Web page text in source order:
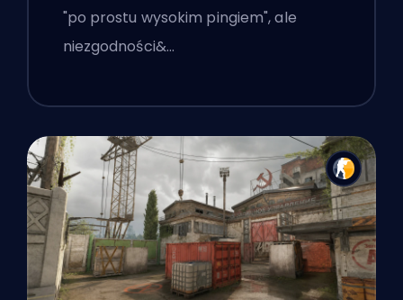
"po prostu wysokim pingiem", ale
niezgodności&…